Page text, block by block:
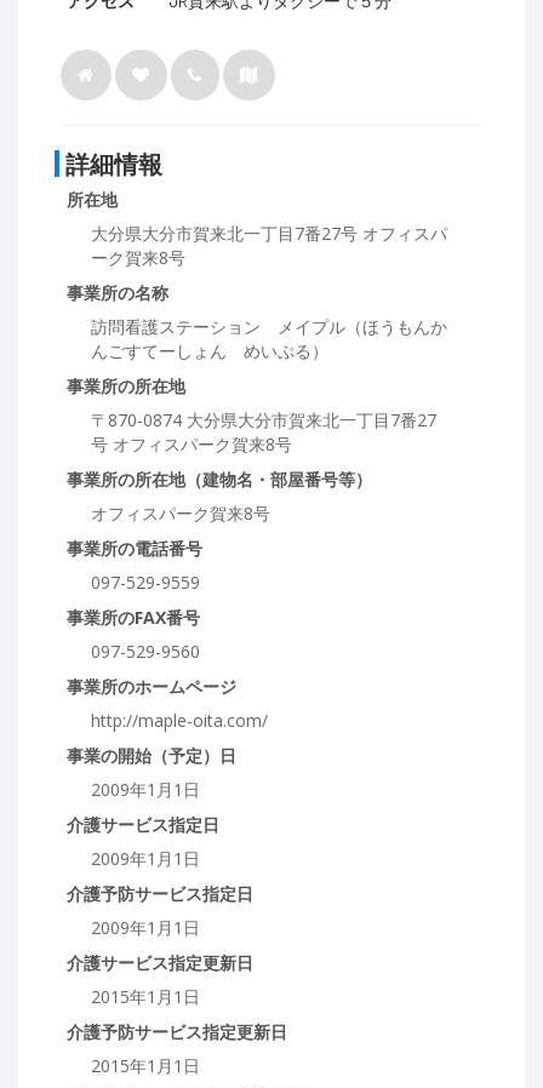
詳細情報
所在地
大分県大分市賀来北一丁目7番27号 オフィスパ
ーク賀来8号
事業所の名称
訪問看護ステーション メイプル（ほうもんか
んごすてーしょん めいぷる）
事業所の所在地
〒870-0874 大分県大分市賀来北一丁目7番27
号 オフィスパーク賀来8号
事業所の所在地（建物名・部屋番号等）
オフィスパーク賀来8号
事業所の電話番号
097-529-9559
事業所のFAX番号
097-529-9560
事業所のホームページ
http://maple-oita.com/
事業の開始（予定）日
2009年1月1日
介護サービス指定日
2009年1月1日
介護予防サービス指定日
2009年1月1日
介護サービス指定更新日
2015年1月1日
介護予防サービス指定更新日
2015年1月1日